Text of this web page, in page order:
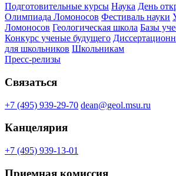
Подготовительные курсы Наука День
Олимпиада Ломоносов Фестиваль науки
Ломоносов Геологическая школа Базы
Конкурс ученые будущего
для школьников Школьникам
Пресс-релизы
Связаться
+7 (495) 939-29-70 dean@geol.msu.ru
Канцелярия
+7 (495) 939-13-01
Приемная комиссия